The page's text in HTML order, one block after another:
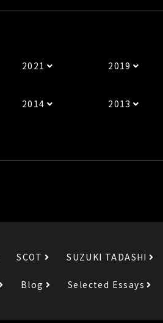
2021 2019
2014 2013
SCOT SUZUKI TADASHI
Blog Selected Essays